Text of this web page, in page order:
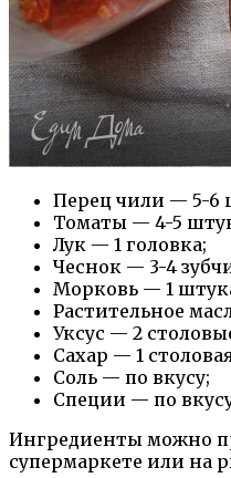
Перец чили — 5-6
Томаты — 4-5
Лук — 1 головка;
Чеснок — 3-4
Морковь — 1
Растительное
Уксус — 2
Сахар — 1
Соль — по вкусу;
Специи — по
Ингредиенты можно
супермаркете или на